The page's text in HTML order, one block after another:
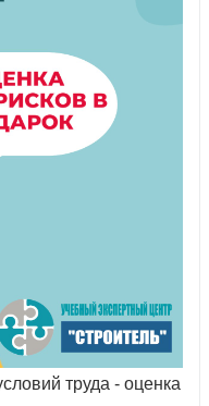
труда - оценка